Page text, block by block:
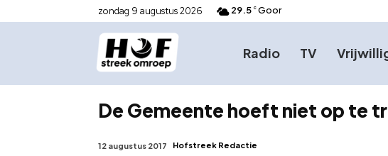
zondag 9 augustus 2026 29.5 C Goor
Radio TV
De Gemeente hoeft niet op te
12 augustus 2017 Hofstreek Redactie